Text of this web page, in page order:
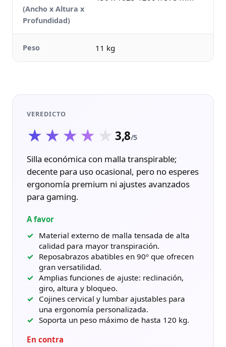
(Ancho x Altura x
Profundidad)
Peso 11 kg
VEREDICTO
★★★★★
★★★★★3,8/5
Silla económica con malla transpirable;
decente para uso ocasional, pero no esperes
ergonomía premium ni ajustes avanzados
para gaming.
A favor
Material externo de malla tensada de alta
calidad para mayor transpiración.
Reposabrazos abatibles en 90º que ofrecen
gran versatilidad.
Amplias funciones de ajuste: reclinación,
giro, altura y bloqueo.
Cojines cervical y lumbar ajustables para
una ergonomía personalizada.
Soporta un peso máximo de hasta 120 kg.
En contra